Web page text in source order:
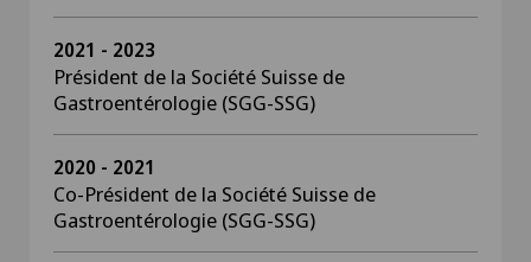
2021 - 2023
Président de la Société Suisse de
Gastroentérologie (SGG-SSG)
2020 - 2021
Co-Président de la Société Suisse de
Gastroentérologie (SGG-SSG)